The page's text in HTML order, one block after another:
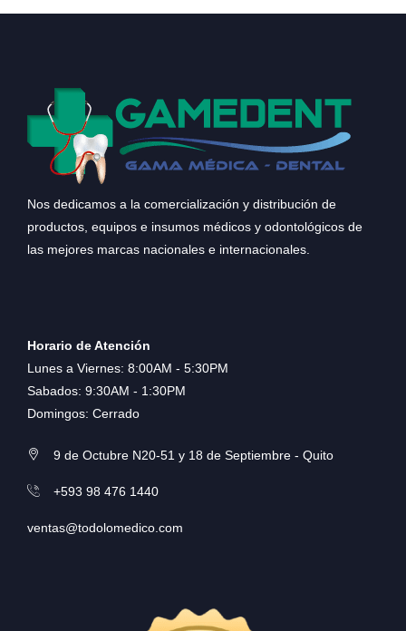
Nos dedicamos a la comercialización y distribución de
productos, equipos e insumos médicos y odontológicos de
las mejores marcas nacionales e internacionales.
Horario de Atención
Lunes a Viernes: 8:00AM - 5:30PM
Sabados: 9:30AM - 1:30PM
Domingos: Cerrado
9 de Octubre N20-51 y 18 de Septiembre - Quito
+593 98 476 1440
ventas@todolomedico.com